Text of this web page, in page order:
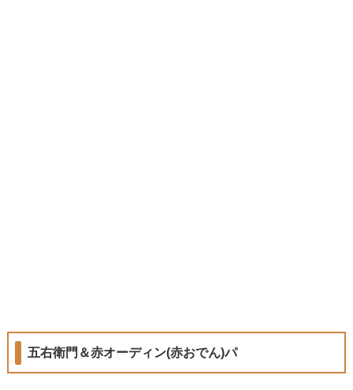
五右衛門＆赤オーディン(赤おでん)パ